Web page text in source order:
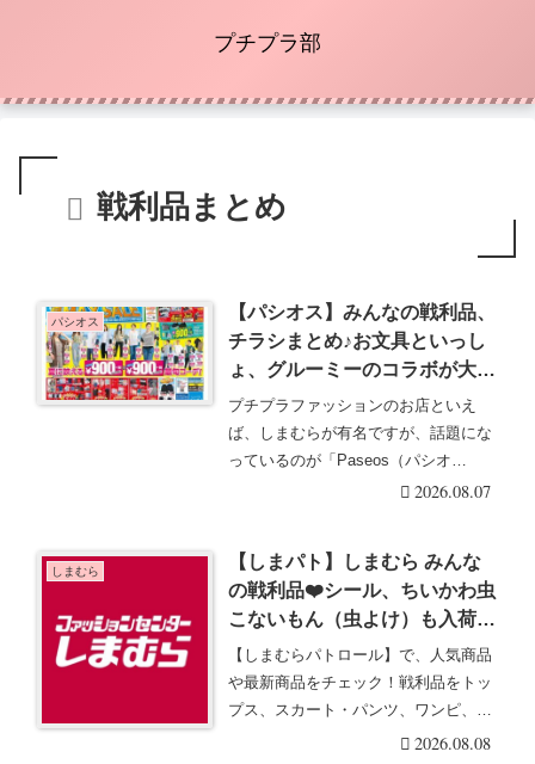
プチプラ部
戦利品まとめ
パシオス
【パシオス】みんなの戦利品、
チラシまとめ♪お文具といっし
ょ、グルーミーのコラボが大人
気！夏MAXセールも！2026/5/5
発行！
プチプラファッションのお店といえ
ば、しまむらが有名ですが、話題にな
っているのが「Paseos（パシオ
ス）」。みんなは何を・・・続きを読
2026.08.07
しまむら
【しまパト】しまむら みんな
の戦利品❤️シール、ちいかわ虫
こないもん（虫よけ）も入荷し
て人気！5/5発行！
【しまむらパトロール】で、人気商品
や最新商品をチェック！戦利品をトッ
プス、スカート・パンツ、ワンピ、シ
ューズ、バッグ、ポ・・・続きを読む
2026.08.08